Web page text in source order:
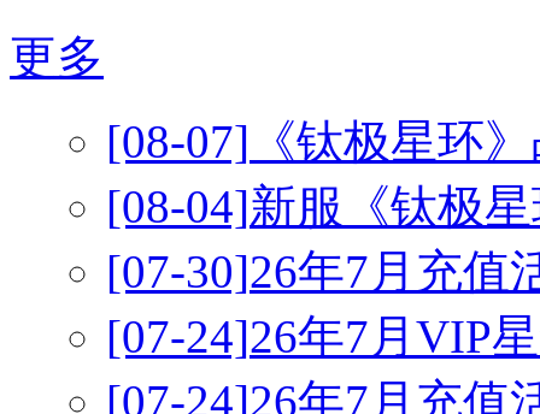
更多
[08-07] 《钛极星环
[08-04]新服《钛极
[07-30]26年7月充值
[07-24]26年7月VIP
[07-24]26年7月充值